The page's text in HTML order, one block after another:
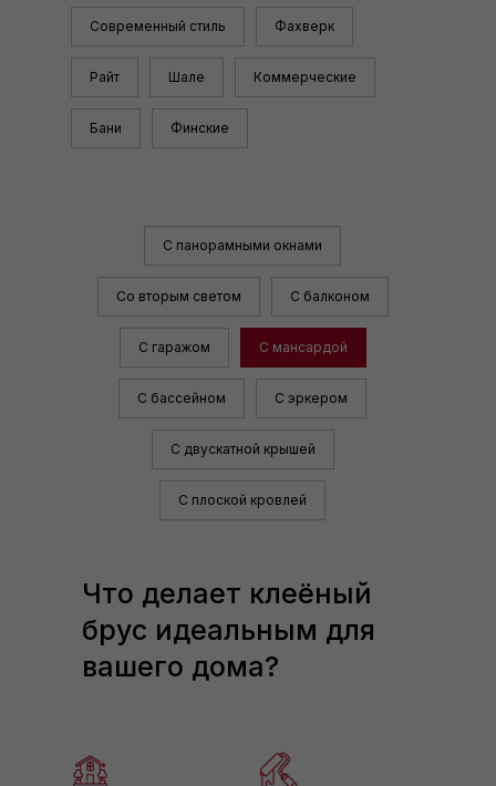
Современный стиль Фахверк
Райт Шале Коммерческие
Бани Финские
С панорамными окнами
Со вторым светом С балконом
С гаражом С мансардой
С бассейном С эркером
С двускатной крышей
С плоской кровлей
Что делает клеёный
брус идеальным для
вашего дома?